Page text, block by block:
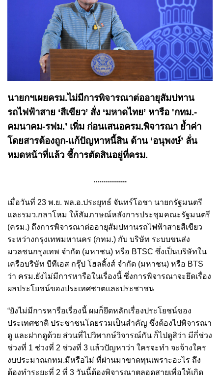
นายกฯเผยครม.ไม่มีการพิจารณาต่ออายุสัมปทาน
รถไฟฟ้าสาย ‘สีเขียว’ สั่ง ‘มหาดไทย’ หารือ 'กทม.-
คมนาคม-รฟม.’ เพิ่ม ก่อนเสนอครม.พิจารณา ย้ำค่า
โดยสารต้องถูก-แก้ปัญหาหนี้สิน ด้าน ‘อนุพงษ์’ ลั่น
หมดหน้าที่แล้ว ชี้การตัดสินอยู่ที่ครม.
.................
เมื่อวันที่ 23 พ.ย. พล.อ.ประยุทธ์ จันทร์โอชา นายกรัฐมนตรี
และรมว.กลาโหม ให้สัมภาษณ์หลังการประชุมคณะรัฐมนตรี
(ครม.) ถึงการพิจารณาต่ออายุสัมปทานรถไฟฟ้าสายสีเขียว
ระหว่างกรุงเทพมหานคร (กทม.) กับ บริษัท ระบบขนส่ง
มวลชนกรุงเทพ จำกัด (มหาชน) หรือ BTSC ซึ่งเป็นบริษัทใน
เครือบริษัท บีทีเอส กรุ๊ป โฮลดิ้งส์ จำกัด (มหาชน) หรือ BTS
ว่า ครม.ยังไม่มีการหารือในเรื่องนี้ ซึ่งการพิจารณาจะยึดเรื่อง
ผลประโยชน์ของประเทศชาตและประชาชน
“ยังไม่มีการหารือเรื่องนี้ ผมก็ยึดหลักเรื่องประโยชน์ของ
ประเทศชาติ ประชาชนโดยรวมเป็นสำคัญ ซึ่งต้องไปพิจารณา
ดู และฝากดูด้วย ส่วนที่ไปวิพากษ์วิจารณ์กัน ก็ไปดูสิว่า มีกี่ช่วง
ช่วงที่ 1 ช่วงที่ 2 ช่วงที่ 3 แล้วปัญหาว่า ใครจะทำ จะจ้างใคร
งบประมาณกทม.มีหรือไม่ ที่ผ่านมาขาดทุนเพราะอะไร ถึง
ต้องทำระยะที่ 2 ที่ 3 วันนี้ต้องพิจารณาตลอดสายเพื่อให้เกิด